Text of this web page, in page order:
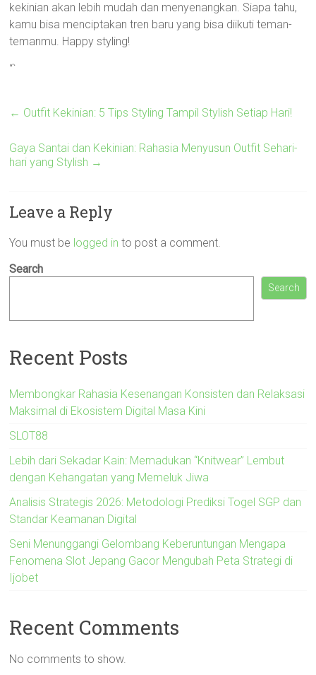
kekinian akan lebih mudah dan menyenangkan. Siapa tahu,
kamu bisa menciptakan tren baru yang bisa diikuti teman-
temanmu. Happy styling!
“`
← Outfit Kekinian: 5 Tips Styling Tampil Stylish Setiap Hari!
Gaya Santai dan Kekinian: Rahasia Menyusun Outfit Sehari-
hari yang Stylish →
Leave a Reply
You must be logged in to post a comment.
Search
Search
Recent Posts
Membongkar Rahasia Kesenangan Konsisten dan Relaksasi
Maksimal di Ekosistem Digital Masa Kini
SLOT88
Lebih dari Sekadar Kain: Memadukan “Knitwear” Lembut
dengan Kehangatan yang Memeluk Jiwa
Analisis Strategis 2026: Metodologi Prediksi Togel SGP dan
Standar Keamanan Digital
Seni Menunggangi Gelombang Keberuntungan Mengapa
Fenomena Slot Jepang Gacor Mengubah Peta Strategi di
Ijobet
Recent Comments
No comments to show.